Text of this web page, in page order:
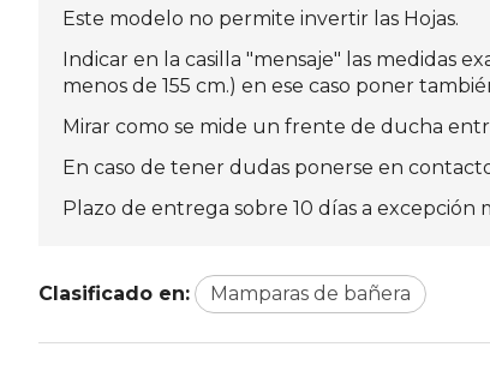
Este modelo no permite invertir las Hojas.
Indicar en la casilla "mensaje" las medidas
menos de 155 cm.) en ese caso poner
Mirar como se mide un frente de ducha
En caso de tener dudas ponerse en
Plazo de entrega sobre 10 días a
Clasificado en: Mamparas de bañera